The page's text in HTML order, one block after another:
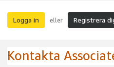
Logga in eller Registrera
Kontakta